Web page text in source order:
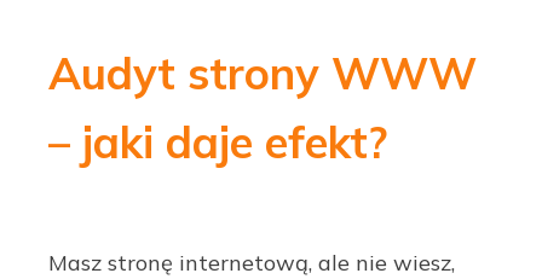
Audyt strony WWW
– jaki daje efekt?
Masz stronę internetową, ale nie wiesz,